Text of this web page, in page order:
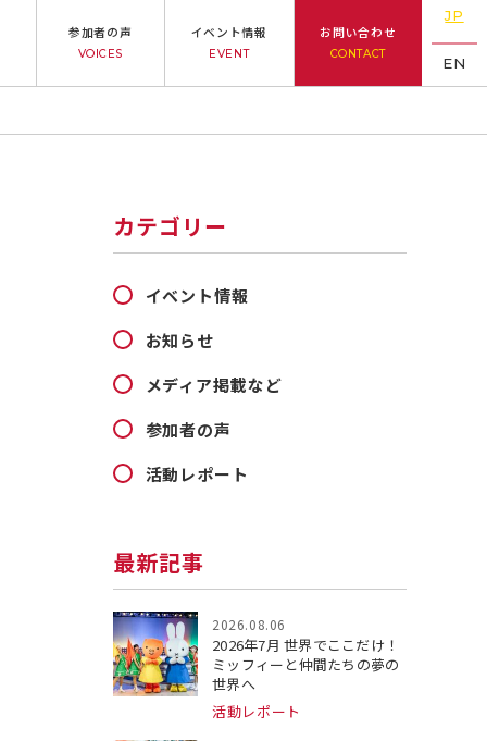
参加者の声
VOICES
イベント情報
EVENT
お問い合わせ
CONTACT
JP
EN
カテゴリー
イベント情報
お知らせ
メディア掲載など
参加者の声
活動レポート
最新記事
2026.08.06
2026年7月 世界でここだけ！
ミッフィーと仲間たちの夢の
世界へ
活動レポート